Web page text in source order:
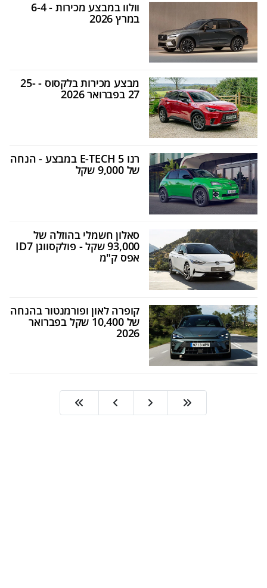
וולוו במבצע מכירות - 6-4
במרץ 2026
מבצע מכירות בלקסוס - 25-
27 בפברואר 2026
רנו 5 E-TECH במבצע - הנחה
של 9,000 שקל
סאלון חשמלי בהוזלה של
93,000 שקל - פולקסווגן ID7
אפס ק"מ
קופרה לאון ופורמנטור בהנחה
של 10,400 שקל בפברואר
2026